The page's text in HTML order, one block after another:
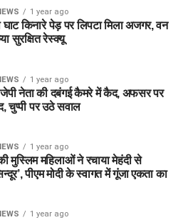
1 year ago
घाट किनारे पेड़ पर लिपटा मिला अजगर, वन
सुरक्षित रेस्क्यू
1 year ago
नेता की दबंगई कैमरे में कैद, अफसर पर
चुप्पी पर उठे सवाल
1 year ago
मुस्लिम महिलाओं ने रचाया मेहंदी से
पीएम मोदी के स्वागत में गूंजा एकता का
1 year ago